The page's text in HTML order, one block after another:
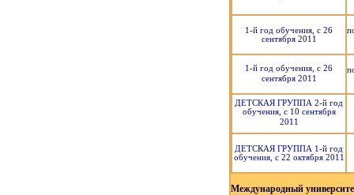
1-й год обучения, с 26
сентября 2011
1-й год обучения, с 26
сентября 2011
ДЕТСКАЯ ГРУППА 2-й год
обучения, с 10 сентября
2011
ДЕТСКАЯ ГРУППА 1-й год
обучения, с 22 октября 2011
Международный